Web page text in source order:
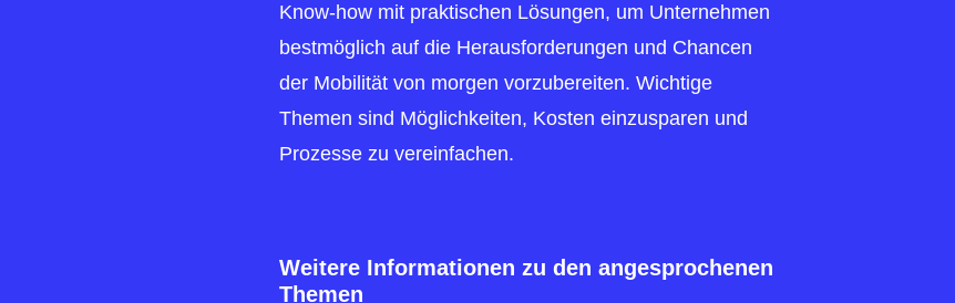
Know-how mit praktischen Lösungen, um Unternehmen
bestmöglich auf die Herausforderungen und Chancen
der Mobilität von morgen vorzubereiten. Wichtige
Themen sind Möglichkeiten, Kosten einzusparen und
Prozesse zu vereinfachen.
Weitere Informationen zu den angesprochenen
Themen